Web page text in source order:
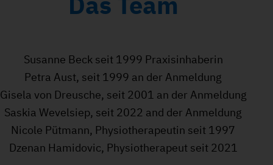
Susanne Beck seit 1999 Praxisinhaberin
Petra Aust, seit 1999 an der Anmeldung
Gisela von Dreusche, seit 2001 an der Anmeldung
Saskia Wevelsiep, seit 2022 and der Anmeldung
Nicole Pütmann, Physiotherapeutin seit 1997
Dzenan Hamidovic, Physiotherapeut seit 2021